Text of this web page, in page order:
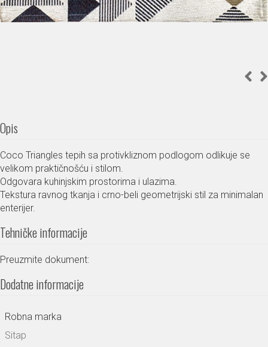
Opis
Coco Triangles tepih sa protivkliznom podlogom odlikuje se
velikom praktičnošću i stilom.
Odgovara kuhinjskim prostorima i ulazima.
Tekstura ravnog tkanja i crno-beli geometrijski stil za minimalan
enterijer.
Tehničke informacije
Preuzmite dokument:
Dodatne informacije
Robna marka
Sitap